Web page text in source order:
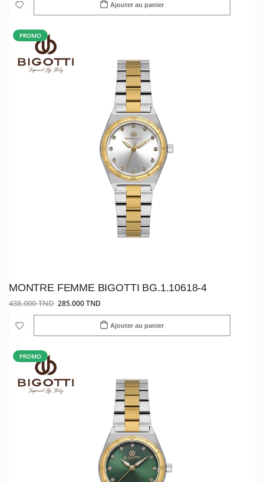
Ajouter au panier
PROMO
MONTRE FEMME BIGOTTI BG.1.10618-4
438.000 TND 285.000 TND
Ajouter au panier
PROMO